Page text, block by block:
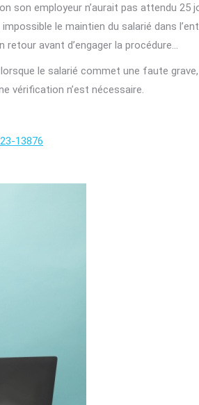
son employeur n’aurait pas attendu
le maintien du salarié dans
retour avant d’engager la procédure…
le salarié commet une faute
vérification n’est nécessaire.
13876